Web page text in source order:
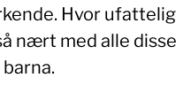
Hvor ufattelig
nært med alle disse